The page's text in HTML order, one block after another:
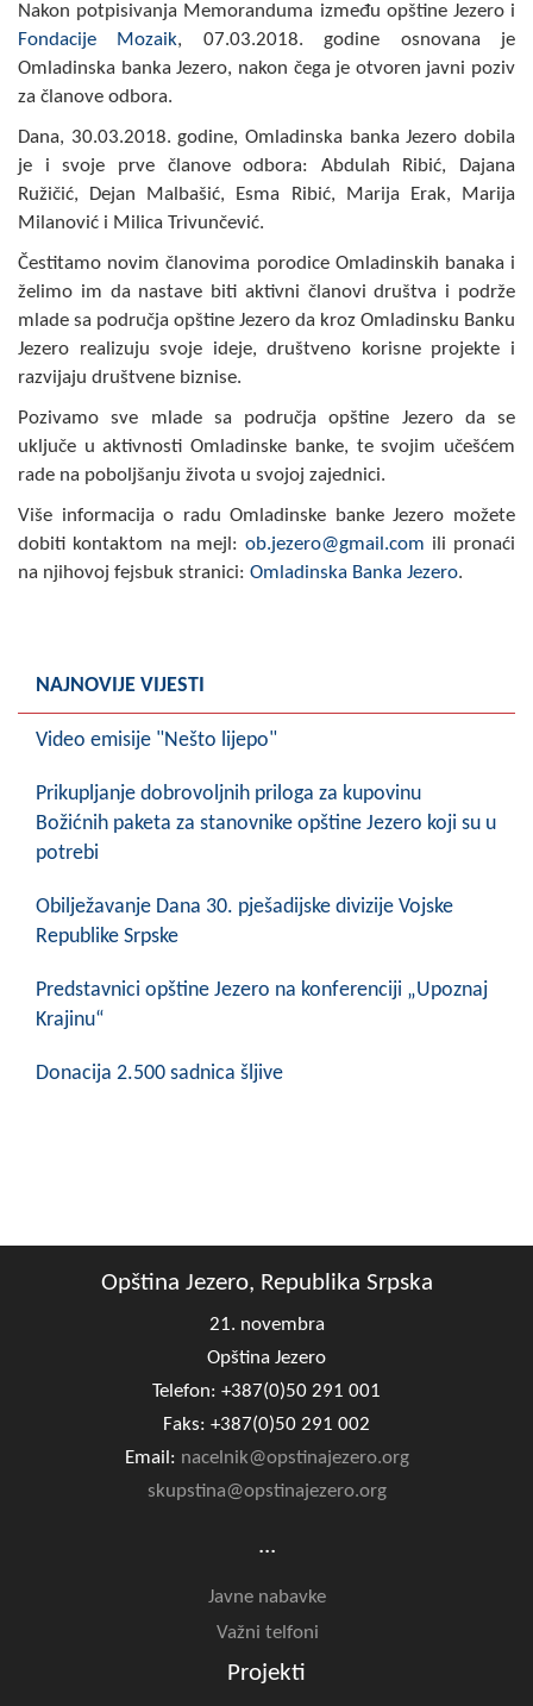
SKUPŠTINA
Statut Opštine
Skupštinsko vijeće opštine jezero
Sastav Skupštine
OPŠTINSKA UPRAVA
INFO
Vijesti
Aktivnosti
Obavještenja
Geoistraživanja
PRIVREDA
Poljoprivreda
Turizam
KONTAKT
Nakon potpisivanja Memoranduma između opštine Jezero i
Fondacije Mozaik, 07.03.2018. godine osnovana je
Omladinska banka Jezero, nakon čega je otvoren javni poziv
za članove odbora.
Dana, 30.03.2018. godine, Omladinska banka Jezero dobila
je i svoje prve članove odbora: Abdulah Ribić, Dajana
Ružičić, Dejan Malbašić, Esma Ribić, Marija Erak, Marija
Milanović i Milica Trivunčević.
Čestitamo novim članovima porodice Omladinskih banaka i
želimo im da nastave biti aktivni članovi društva i podrže
mlade sa područja opštine Jezero da kroz Omladinsku Banku
Jezero realizuju svoje ideje, društveno korisne projekte i
razvijaju društvene biznise.
Pozivamo sve mlade sa područja opštine Jezero da se
uključe u aktivnosti Omladinske banke, te svojim učešćem
rade na poboljšanju života u svojoj zajednici.
Više informacija o radu Omladinske banke Jezero možete
dobiti kontaktom na mejl:ob.jezero@gmail.com ili pronaći
na njihovoj fejsbuk stranici: Omladinska Banka Jezero.
NAJNOVIJE VIJESTI
Video emisije "Nešto lijepo"
Prikupljanje dobrovoljnih priloga za kupovinu
Božićnih paketa za stanovnike opštine Jezero koji su u
potrebi
Obilježavanje Dana 30. pješadijske divizije Vojske
Republike Srpske
Predstavnici opštine Jezero na konferenciji „Upoznaj
Krajinu“
Donacija 2.500 sadnica šljive
Opština Jezero, Republika Srpska
21. novembra
Opština Jezero
Telefon: +387(0)50 291 001
Faks: +387(0)50 291 002
Email: nacelnik@opstinajezero.org
skupstina@opstinajezero.org
...
Javne nabavke
Važni telfoni
Projekti